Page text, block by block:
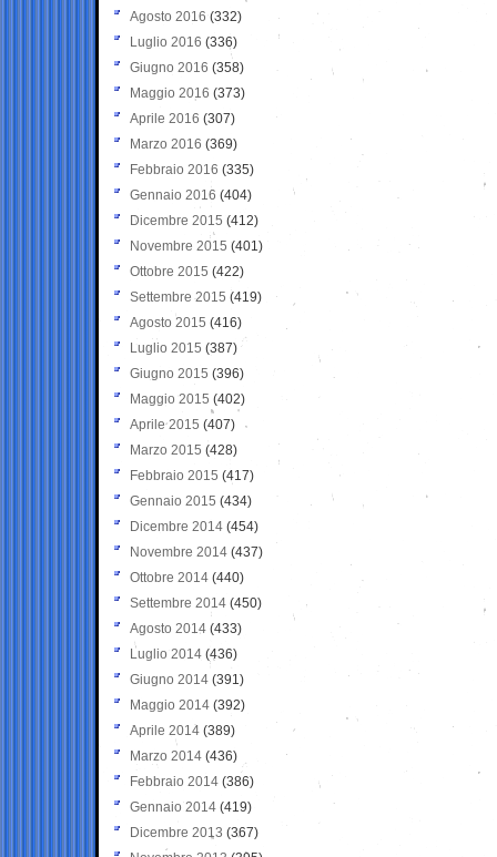
Agosto 2016 (332)
Luglio 2016 (336)
Giugno 2016 (358)
Maggio 2016 (373)
Aprile 2016 (307)
Marzo 2016 (369)
Febbraio 2016 (335)
Gennaio 2016 (404)
Dicembre 2015 (412)
Novembre 2015 (401)
Ottobre 2015 (422)
Settembre 2015 (419)
Agosto 2015 (416)
Luglio 2015 (387)
Giugno 2015 (396)
Maggio 2015 (402)
Aprile 2015 (407)
Marzo 2015 (428)
Febbraio 2015 (417)
Gennaio 2015 (434)
Dicembre 2014 (454)
Novembre 2014 (437)
Ottobre 2014 (440)
Settembre 2014 (450)
Agosto 2014 (433)
Luglio 2014 (436)
Giugno 2014 (391)
Maggio 2014 (392)
Aprile 2014 (389)
Marzo 2014 (436)
Febbraio 2014 (386)
Gennaio 2014 (419)
Dicembre 2013 (367)